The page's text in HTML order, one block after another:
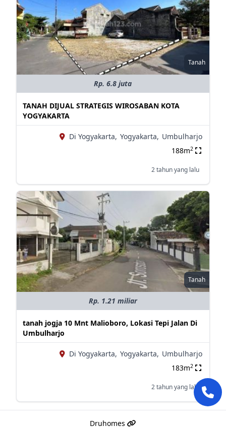
Tanah
Rp. 6.8 juta
TANAH DIJUAL STRATEGIS WIROSABAN KOTA
YOGYAKARTA
Di Yogyakarta, Yogyakarta, Umbulharjo
188m2
2 tahun yang lalu
Tanah
Rp. 1.21 miliar
tanah jogja 10 Mnt Malioboro, Lokasi Tepi Jalan Di
Umbulharjo
Di Yogyakarta, Yogyakarta, Umbulharjo
183m2
2 tahun yang lalu
Druhomes